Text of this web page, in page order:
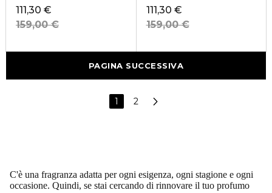
111,30 €
159,00 €
111,30 €
159,00 €
PAGINA SUCCESSIVA
1 2
C'è una fragranza adatta per ogni esigenza, ogni stagione e ogni
occasione. Quindi, se stai cercando di rinnovare il tuo profumo